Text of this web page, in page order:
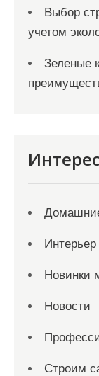
Выбор
учетом
Зеленые
Интерьер
Новинки
Новости
Строим